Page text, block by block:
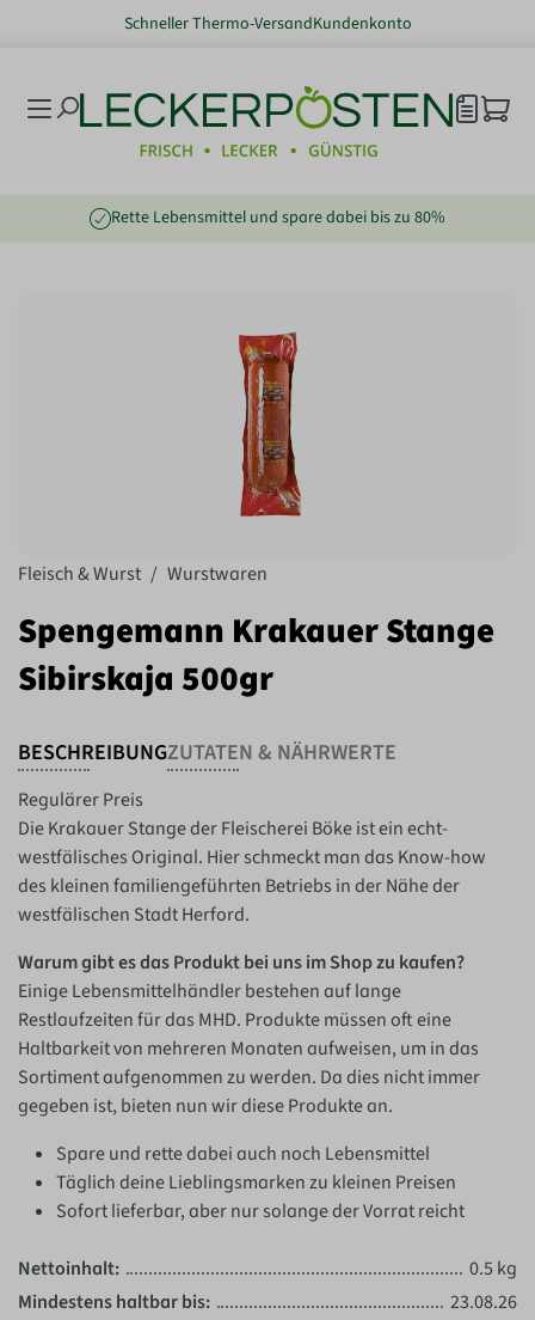
springenSchneller Thermo-VersandKundenkonto
Rette Lebensmittel und spare dabei bis zu 80%
Fleisch & Wurst / Wurstwaren
Spengemann Krakauer Stange
Sibirskaja 500gr
BESCHREIBUNGZUTATEN & NÄHRWERTE
Regulärer Preis
Die Krakauer Stange der Fleischerei Böke ist ein echt-
westfälisches Original. Hier schmeckt man das Know-how
des kleinen familiengeführten Betriebs in der Nähe der
westfälischen Stadt Herford.
Warum gibt es das Produkt bei uns im Shop zu kaufen?
Einige Lebensmittelhändler bestehen auf lange
Restlaufzeiten für das MHD. Produkte müssen oft eine
Haltbarkeit von mehreren Monaten aufweisen, um in das
Sortiment aufgenommen zu werden. Da dies nicht immer
gegeben ist, bieten nun wir diese Produkte an.
Spare und rette dabei auch noch Lebensmittel
Täglich deine Lieblingsmarken zu kleinen Preisen
Sofort lieferbar, aber nur solange der Vorrat reicht
Nettoinhalt:
0.5 kg
Mindestens haltbar bis:
23.08.26